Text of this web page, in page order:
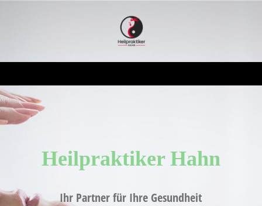
Heilpraktiker Hahn
Ihr Partner für Ihre Gesundheit